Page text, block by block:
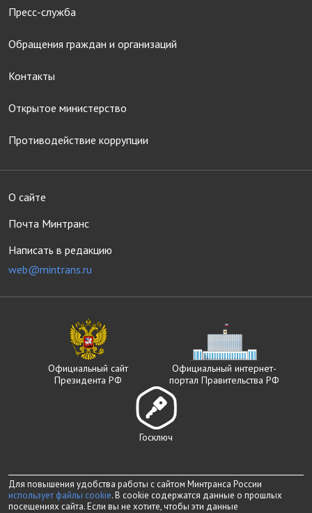
Пресс-служба
Обращения граждан и организаций
Контакты
Открытое министерство
Противодействие коррупции
О сайте
Почта Минтранс
Написать в редакцию
web@mintrans.ru
Официальный сайт
Президента РФ
Официальный интернет-
портал Правительства РФ
Госключ
Для повышения удобства работы с сайтом Минтранса России
использует файлы cookie. В cookie содержатся данные о прошлых
посещениях сайта. Если вы не хотите, чтобы эти данные